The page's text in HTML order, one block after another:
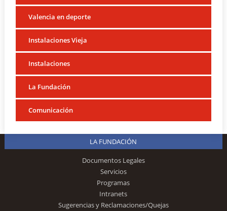
Valencia en deporte
Instalaciones Vieja
Instalaciones
La Fundación
Comunicación
LA FUNDACIÓN
Documentos Legales
Servicios
Programas
Intranets
Sugerencias y Reclamaciones/Quejas